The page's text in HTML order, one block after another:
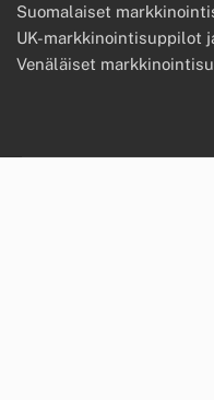
Suomalaiset
UK-markkinointisuppilot
Venäläiset